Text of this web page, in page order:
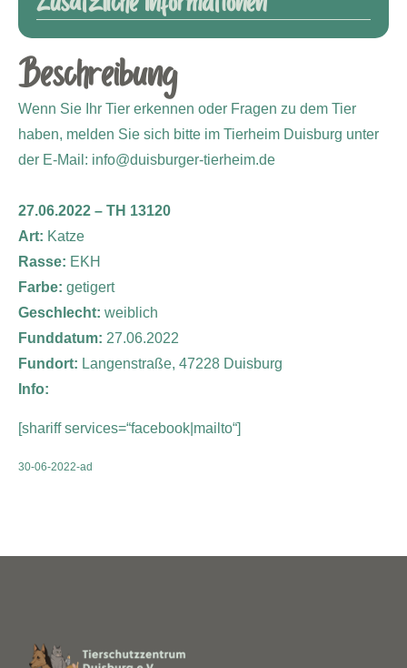
Beschreibung
Wenn Sie Ihr Tier erkennen oder Fragen zu dem Tier
haben, melden Sie sich bitte im Tierheim Duisburg unter
der E-Mail: info@duisburger-tierheim.de
27.06.2022 – TH 13120
Art: Katze
Rasse: EKH
Farbe: getigert
Geschlecht: weiblich
Funddatum: 27.06.2022
Fundort: Langenstraße, 47228 Duisburg
Info:
[shariff services=“facebook|mailto“]
30-06-2022-ad